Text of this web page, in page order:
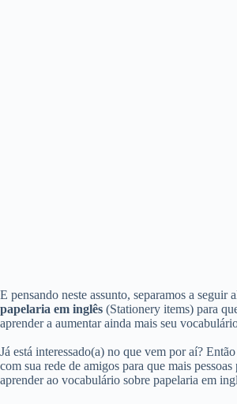
E pensando neste assunto, separamos a seguir
papelaria em inglês (Stationery items) para
aprender a aumentar ainda mais seu
Já está interessado(a) no que vem por aí? Então
com sua rede de amigos para que mais pessoas
aprender ao vocabulário sobre papelaria em